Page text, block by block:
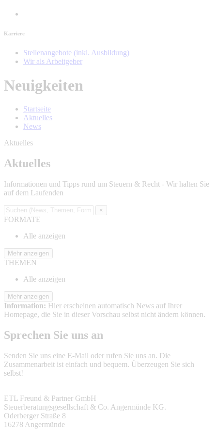
Karriere
Stellenangebote (inkl. Ausbildung)
Wir als Arbeitgeber
Neuigkeiten
Startseite
Aktuelles
News
Aktuelles
Aktuelles
Informationen und Tipps rund um Steuern & Recht - Wir halten Sie
auf dem Laufenden
×
FORMATE
Alle anzeigen
Mehr anzeigen
THEMEN
Alle anzeigen
Mehr anzeigen
Information: Hier erscheinen automatisch News auf Ihrer
Homepage, die Sie in dieser Vorschau selbst nicht ändern können.
Sprechen Sie uns an
Senden Sie uns eine E-Mail oder rufen Sie uns an. Die
Zusammenarbeit ist einfach und bequem. Überzeugen Sie sich
selbst!
ETL Freund & Partner GmbH
Steuerberatungsgesellschaft & Co. Angermünde KG.
Oderberger Straße 8
16278 Angermünde